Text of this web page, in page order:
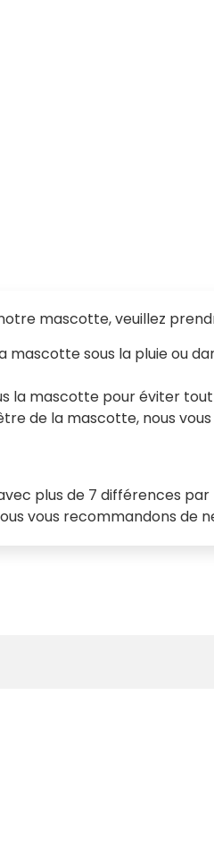
mascotte, veuillez
sous la pluie ou
la mascotte pour éviter
de la mascotte, nous
plus de 7 différences
vous recommandons